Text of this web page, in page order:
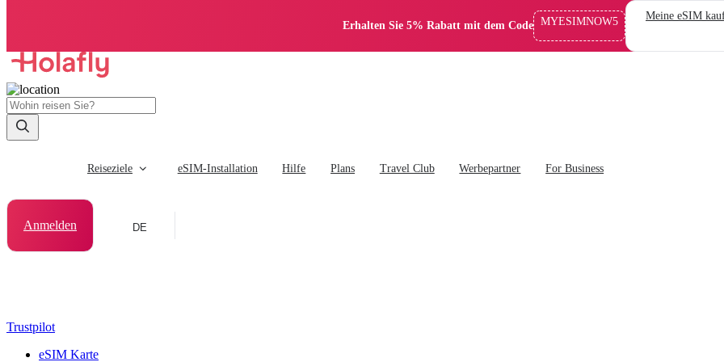
Erhalten Sie 5% Rabatt mit dem Code MYESIMNOW5 Meine eSIM
Reiseziele eSIM-Installation Hilfe Plans Travel Club Werbepartner For Business
Anmelden DE
Trustpilot
eSIM Karte